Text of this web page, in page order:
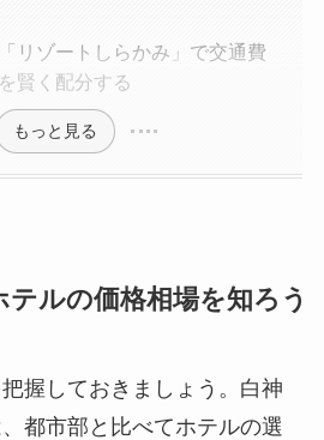
リゾートしらかみ」で交通費
賢く配分する
もっと見る
テルの価格相場を知ろう
握しておきましょう。白神
都市部と比べてホテルの選